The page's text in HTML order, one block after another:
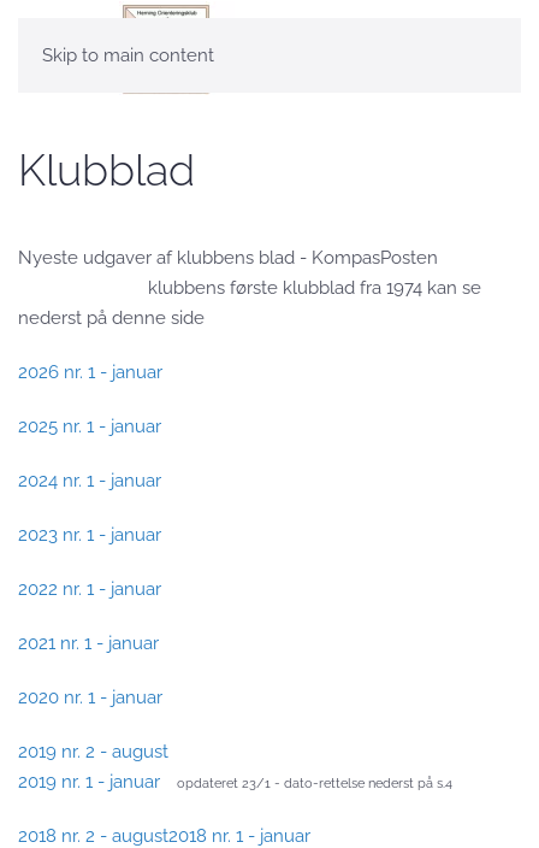
Skip to main content
Klubblad
Nyeste udgaver af klubbens blad - KompasPosten
klubbens første klubblad fra 1974 kan se
nederst på denne side
2026 nr. 1 - januar
2025 nr. 1 - januar
2024 nr. 1 - januar
2023 nr. 1 - januar
2022 nr. 1 - januar
2021 nr. 1 - januar
2020 nr. 1 - januar
2019 nr. 2 - august
2019 nr. 1 - januar
opdateret 23/1 - dato-rettelse nederst på s.4
2018 nr. 2 - august2018 nr. 1 - januar